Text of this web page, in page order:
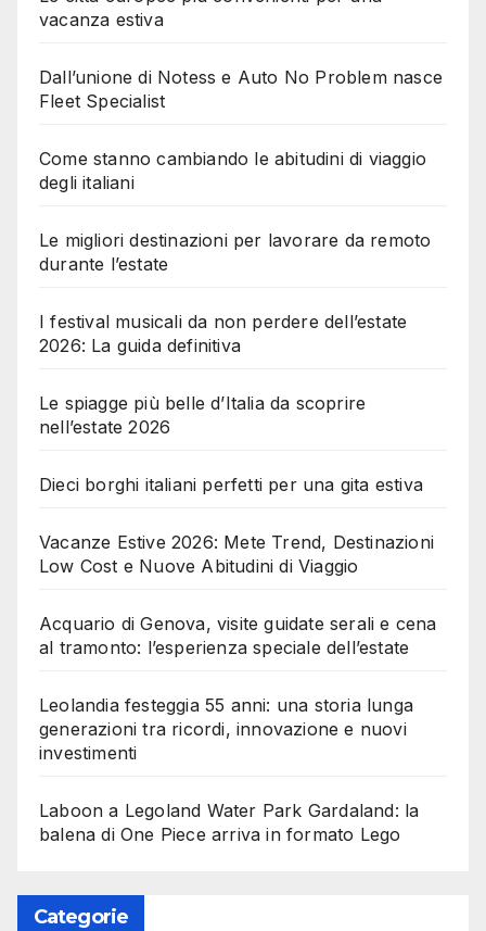
vacanza estiva
Dall’unione di Notess e Auto No Problem nasce
Fleet Specialist
Come stanno cambiando le abitudini di viaggio
degli italiani
Le migliori destinazioni per lavorare da remoto
durante l’estate
I festival musicali da non perdere dell’estate
2026: La guida definitiva
Le spiagge più belle d’Italia da scoprire
nell’estate 2026
Dieci borghi italiani perfetti per una gita estiva
Vacanze Estive 2026: Mete Trend, Destinazioni
Low Cost e Nuove Abitudini di Viaggio
Acquario di Genova, visite guidate serali e cena
al tramonto: l’esperienza speciale dell’estate
Leolandia festeggia 55 anni: una storia lunga
generazioni tra ricordi, innovazione e nuovi
investimenti
Laboon a Legoland Water Park Gardaland: la
balena di One Piece arriva in formato Lego
Categorie